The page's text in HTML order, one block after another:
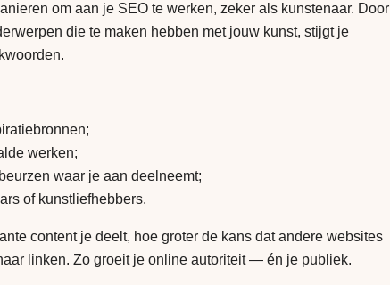
om aan je SEO te werken, zeker als kunstenaar. Door
die te maken hebben met jouw kunst, stijgt je
werken;
waar je aan deelneemt;
of kunstliefhebbers.
content je deelt, hoe groter de kans dat andere websites
linken. Zo groeit je online autoriteit — én je publiek.